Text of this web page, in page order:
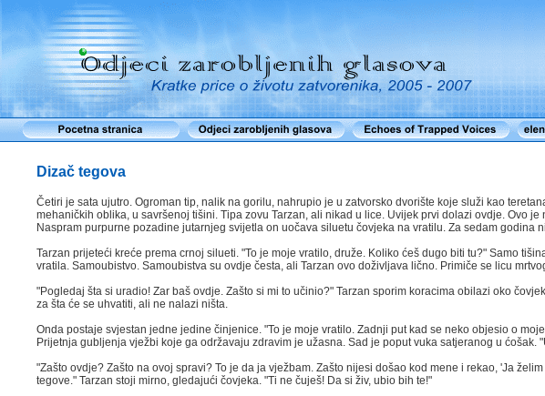
Dizač tegova
Četiri je sata ujutro. Ogroman tip, nalik na gorilu, nahrupio je u zatvorsko dvorište koje služi kao
mehaničkih oblika, u savršenoj tišini. Tipa zovu Tarzan, ali nikad u lice. Uvijek prvi dolazi ovdje. Ovo
Naspram purpurne pozadine jutarnjeg svijetla on uočava siluetu čovjeka na vratilu. Za sedam
Tarzan prijeteći kreće prema crnoj silueti. "To je moje vratilo, druže. Koliko ćeš dugo biti tu?" Samo
vratila. Samoubistvo. Samoubistva su ovdje česta, ali Tarzan ovo doživljava lično. Primiče se licu
"Pogledaj šta si uradio! Zar baš ovdje. Zašto si mi to učinio?" Tarzan sporim koracima obilazi oko
za šta će se uhvatiti, ali ne nalazi ništa.
Onda postaje svjestan jedne jedine činjenice. "To je moje vratilo. Zadnji put kad se neko objesio o
Prijetnja gubljenja vježbi koje ga održavaju zdravim je užasna. Sad je poput vuka satjeranog u ćošak.
"Zašto ovdje? Zašto na ovoj spravi? To je da ja vježbam. Zašto nijesi došao kod mene i rekao, 'Ja
tegove." Tarzan stoji mirno, gledajući čovjeka. "Ti ne čuješ! Da si živ, ubio bih te!"